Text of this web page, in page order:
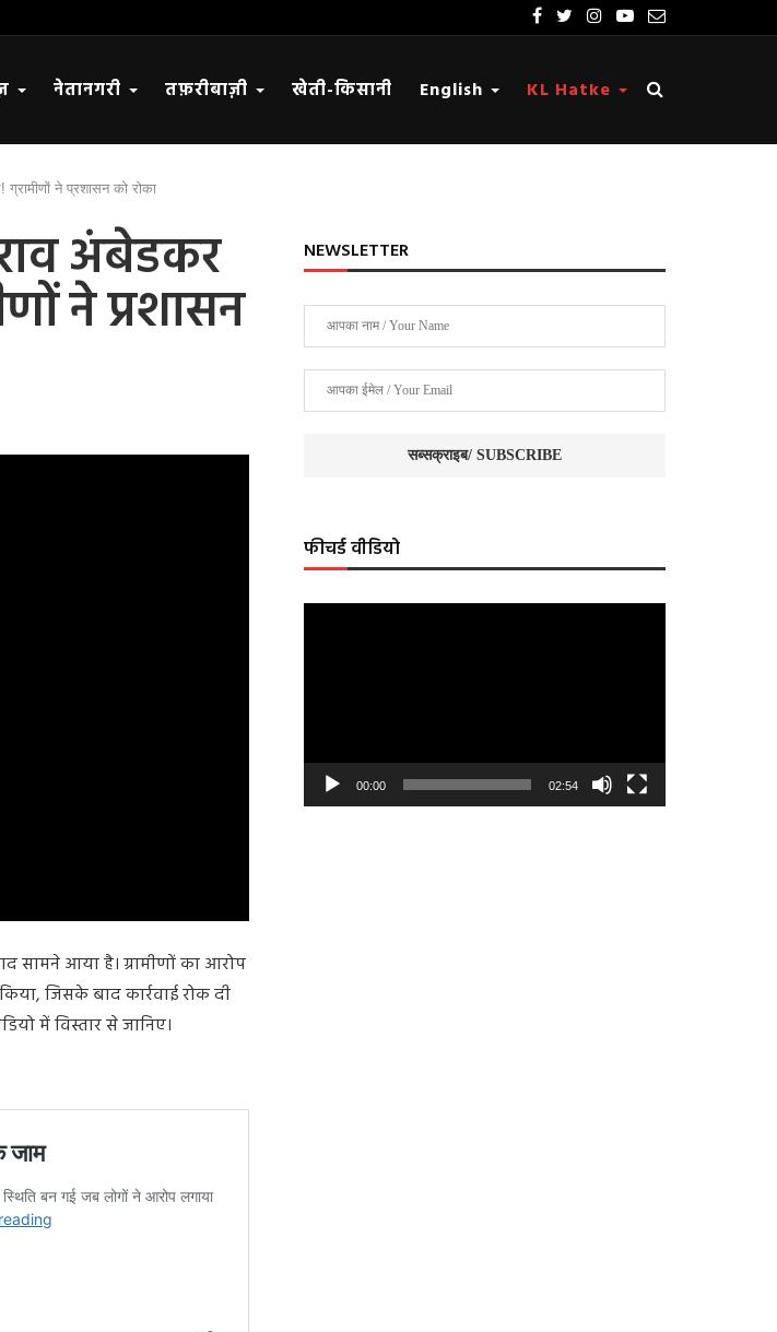
नेतानगरी तफ़रीबाज़ी खेती-किसानी English KL Hatke
ग्रामीणों ने प्रशासन को रोका
अंबेडकर
ने प्रशासन
सामने आया है। ग्रामीणों का आरोप
जिसके बाद कार्रवाई रोक दी
में विस्तार से जानिए।
NEWSLETTER
फीचर्ड वीडियो
00:00 02:54